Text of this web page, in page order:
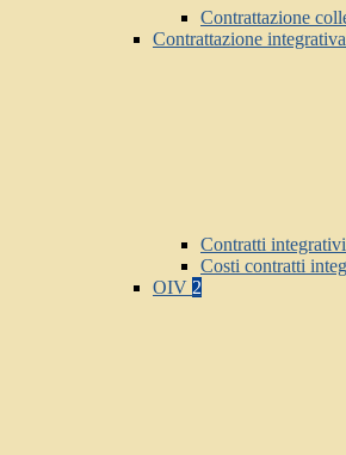
Contrattazione
Contrattazione integrativa
Contratti integrativi
Costi contratti
OIV 2